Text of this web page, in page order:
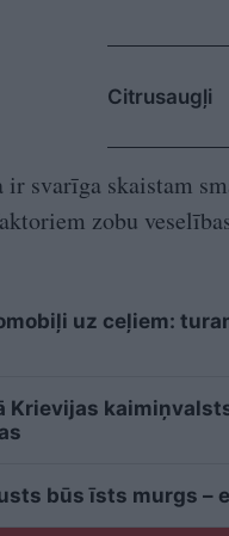
Citrusaugļi
ir svarīga skaistam
zobu
uz ceļiem:
Krievijas
būs īsts murgs –